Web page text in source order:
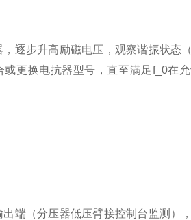
步升高励磁电压，观察谐振状态
更换电抗器型号，直至满足f_0在
（分压器低压臂接控制台监测）